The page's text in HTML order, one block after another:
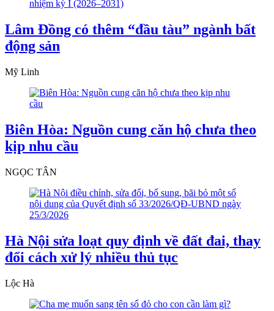
Lâm Đồng có thêm “đầu tàu” ngành bất
động sản
Mỹ Linh
Biên Hòa: Nguồn cung căn hộ chưa theo
kịp nhu cầu
NGỌC TÂN
Hà Nội sửa loạt quy định về đất đai, thay
đổi cách xử lý nhiều thủ tục
Lộc Hà